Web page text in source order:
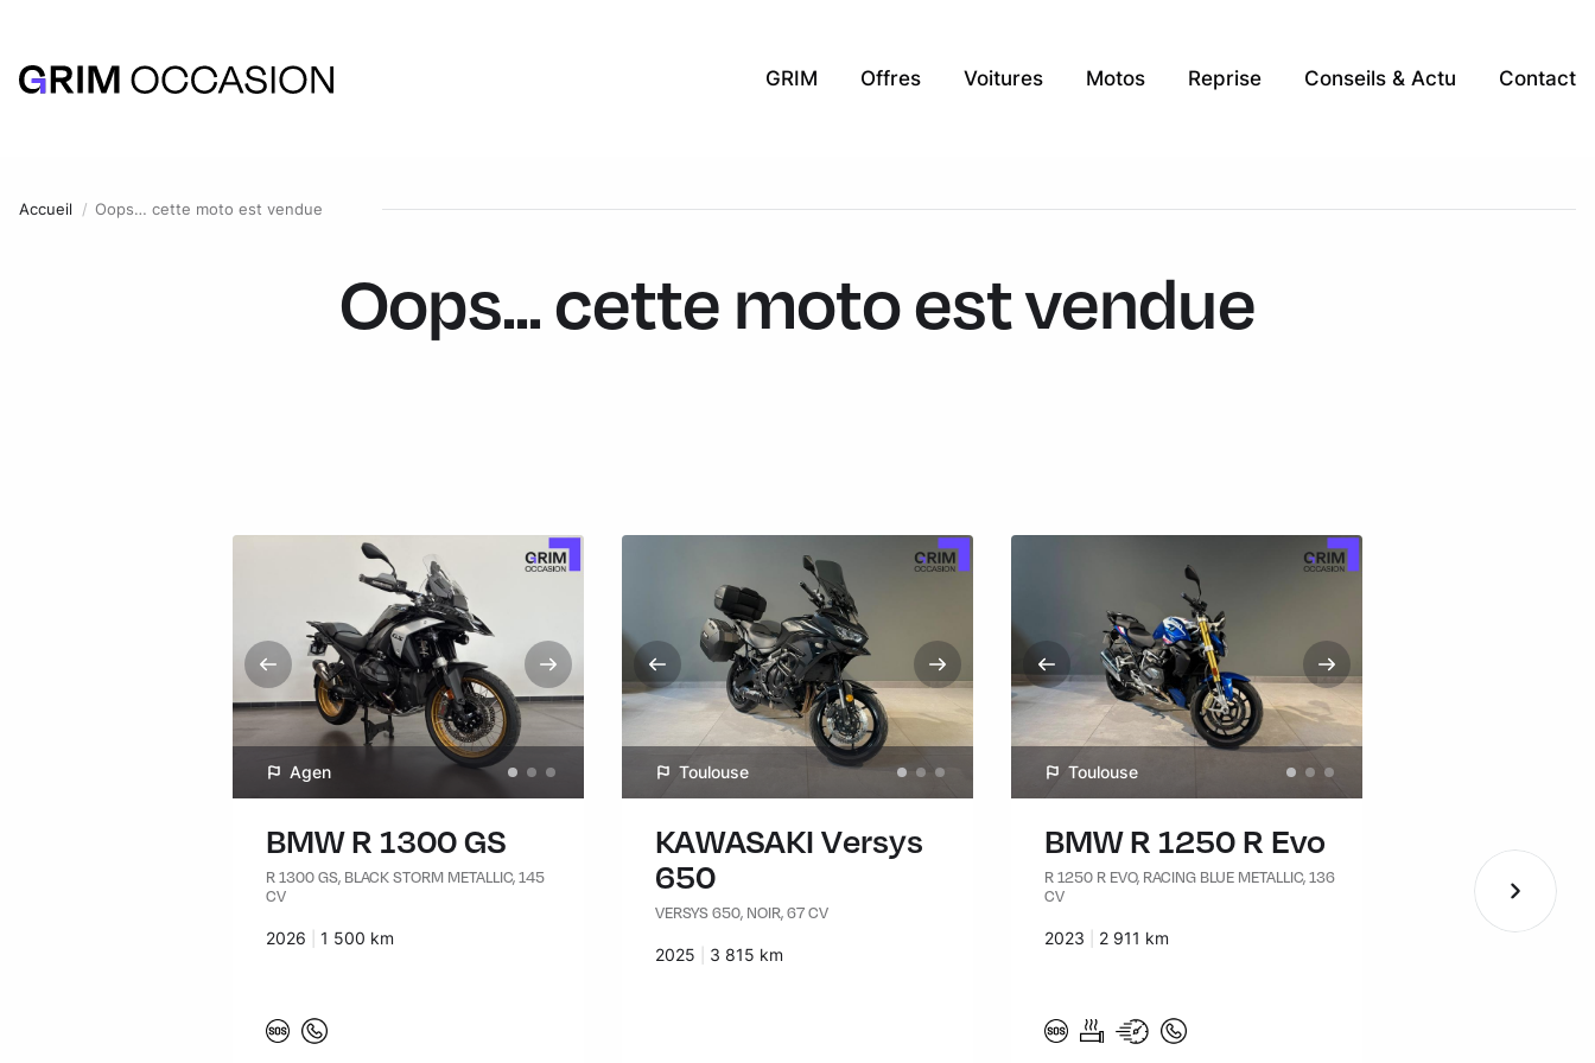
GRIM Offres Voitures Motos Reprise Conseils & Actu Contact
Accueil Oops… cette moto est vendue
Oops... cette moto est vendue
Agen
BMW R 1300 GS
R 1300 GS, BLACK STORM METALLIC, 145
CV
Années :
2026 Kilomètres :
1 500 km
Toulouse
KAWASAKI Versys
650
VERSYS 650, NOIR, 67 CV
Années :
2025 Kilomètres :
3 815 km
Toulouse
BMW R 1250 R Evo
R 1250 R EVO, RACING BLUE METALLIC, 136
CV
Années :
2023 Kilomètres :
2 911 km
BMW R
R 1250 RS, BLACK
Kilomètres :
18 308 km